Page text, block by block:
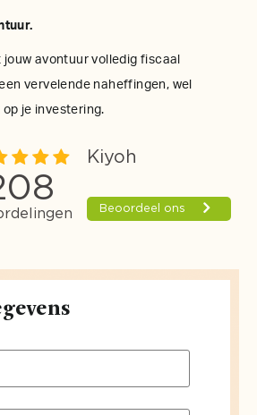
avontuur volledig fiscaal
vervelende naheffingen, wel
je investering.